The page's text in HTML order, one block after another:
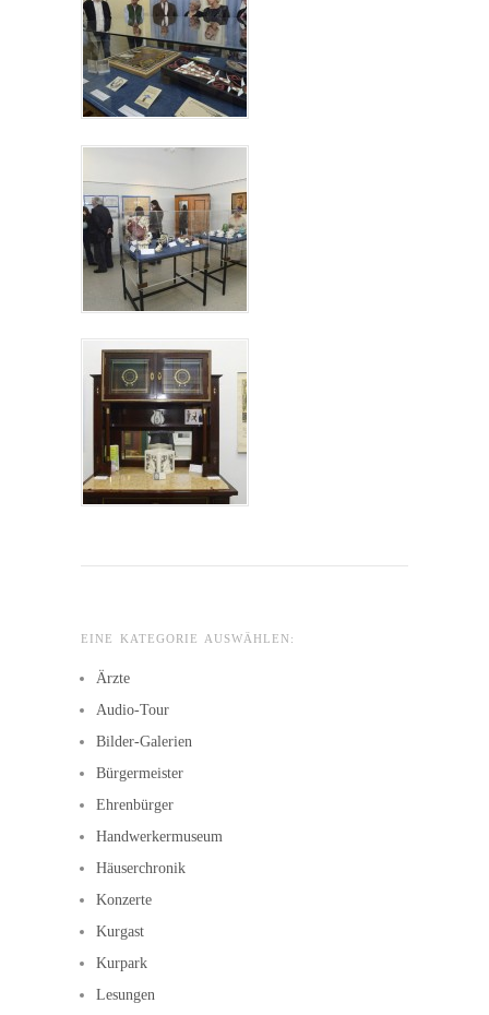
EINE KATEGORIE AUSWÄHLEN:
Ärzte
Audio-Tour
Bilder-Galerien
Bürgermeister
Ehrenbürger
Handwerkermuseum
Häuserchronik
Konzerte
Kurgast
Kurpark
Lesungen